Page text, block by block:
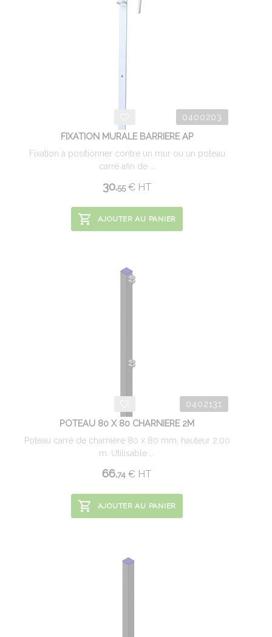
0400203
FIXATION MURALE BARRIERE AP
Fixation à positionner contre un mur ou un poteau
carré afin de ...
30.55 €HT
AJOUTER AU PANIER
0402131
POTEAU 80 X 80 CHARNIERE 2M
Poteau carré de charnière 80 x 80 mm, hauteur 2.00
m. Utilisable ...
66.74 € HT
AJOUTER AU PANIER